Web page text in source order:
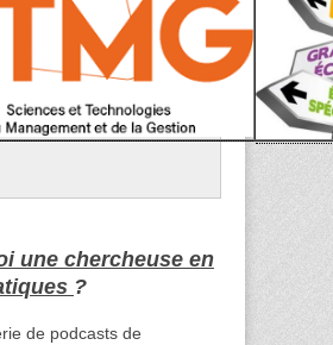
une chercheuse en
?
de podcasts de